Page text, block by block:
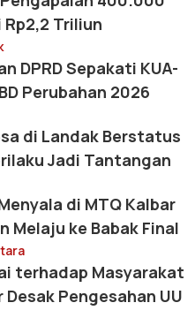
Triliun
DPRD Sepakati KUA-
Perubahan 2026
di Landak Berstatus
Jadi Tantangan
di MTQ Kalbar
Melaju ke Babak Final
terhadap Masyarakat
Pengesahan UU